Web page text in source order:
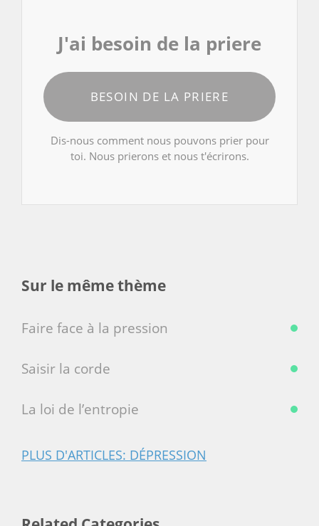
J'ai besoin de la priere
BESOIN DE LA PRIERE
Dis-nous comment nous pouvons prier pour
toi. Nous prierons et nous t'écrirons.
Sur le même thème
Faire face à la pression
Saisir la corde
La loi de l’entropie
PLUS D'ARTICLES: DÉPRESSION